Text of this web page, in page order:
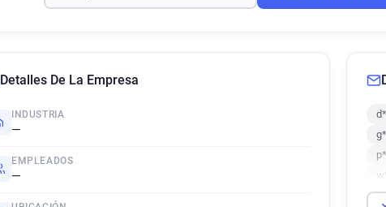
Detalles De La Empresa
INDUSTRIA
—
EMPLEADOS
—